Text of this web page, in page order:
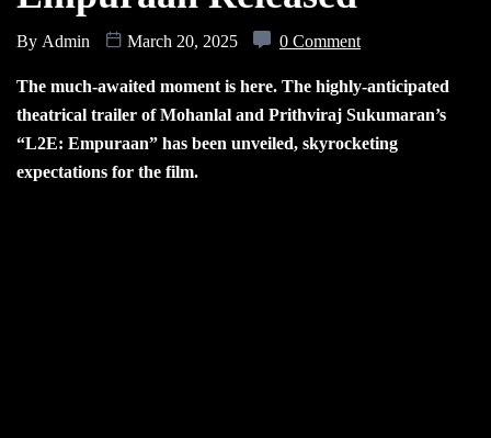
By Admin March 20, 2025 0 Comment
The much-awaited moment is here. The highly-anticipated
theatrical trailer of Mohanlal and Prithviraj Sukumaran’s
“L2E: Empuraan” has been unveiled, skyrocketing
expectations for the film.